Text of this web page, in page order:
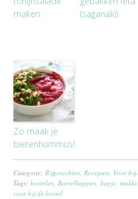
maken
(saganaki)
Zo maak je
bietenhummus!
Categorie:Bijgerechten,Recepten, Voor bij
Tags:borrelen,Borrelhappen,hapje,
voor bij de borrel